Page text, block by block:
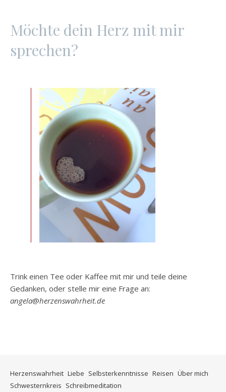
Möchte dein Herz mit mir
sprechen?
Trink einen Tee oder Kaffee mit mir und teile deine
Gedanken, oder stelle mir eine Frage an:
angela@herzenswahrheit.de
Herzenswahrheit Liebe Selbsterkenntnisse Reisen Über mich
Schwesternkreis Schreibmeditation